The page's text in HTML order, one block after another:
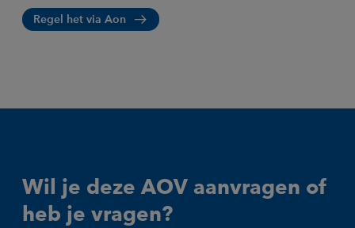
Regel het via Aon
Wil je deze AOV aanvragen of
heb je vragen?